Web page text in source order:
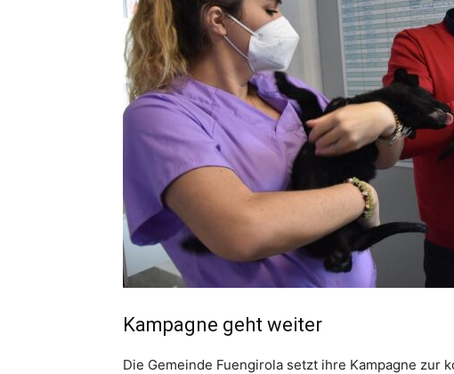
Kampagne geht weiter
Die Gemeinde Fuengirola setzt ihre Kampagne zur